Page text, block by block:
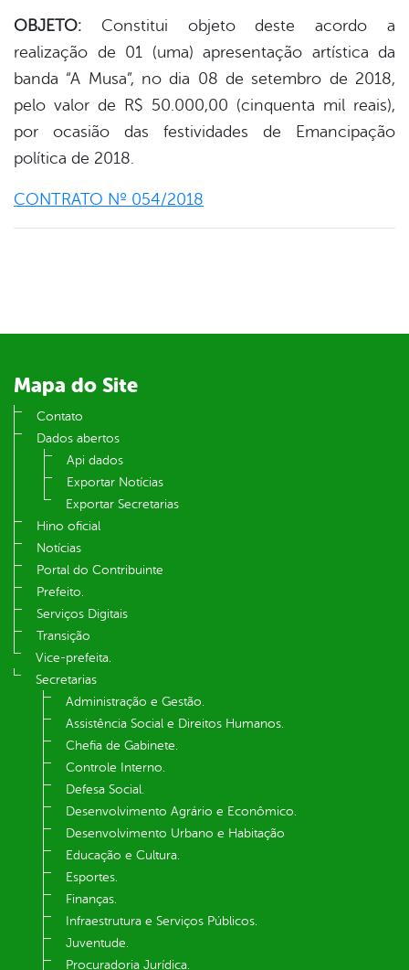
OBJETO: Constitui objeto deste acordo a
realização de 01 (uma) apresentação artística da
banda “A Musa”, no dia 08 de setembro de 2018,
pelo valor de R$ 50.000,00 (cinquenta mil reais),
por ocasião das festividades de Emancipação
política de 2018.
CONTRATO Nº 054/2018
Mapa do Site
Contato
Dados abertos
Api dados
Exportar Notícias
Exportar Secretarias
Hino oficial
Notícias
Portal do Contribuinte
Prefeito.
Serviços Digitais
Transição
Vice-prefeita.
Secretarias
Administração e Gestão.
Assistência Social e Direitos Humanos.
Chefia de Gabinete.
Controle Interno.
Defesa Social.
Desenvolvimento Agrário e Econômico.
Desenvolvimento Urbano e Habitação
Educação e Cultura.
Esportes.
Finanças.
Infraestrutura e Serviços Públicos.
Juventude.
Procuradoria Jurídica.